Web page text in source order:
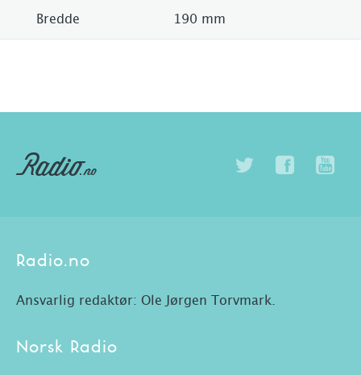
Bredde 190 mm
Radio.no
Ansvarlig redaktør: Ole Jørgen Torvmark.
Norsk Radio